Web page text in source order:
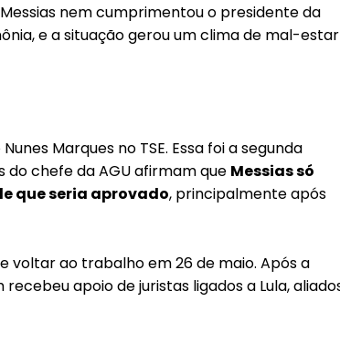
nem cumprimentou o presidente da
e a situação gerou um clima de mal-estar
Marques no TSE. Essa foi a segunda
do chefe da AGU afirmam que Messias só
que seria aprovado, principalmente após
voltar ao trabalho em 26 de maio. Após a
apoio de juristas ligados a Lula,